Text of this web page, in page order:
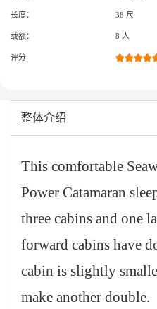
长度： 38 尺
载额： 8 人
评分
整体介绍
This comfortable
Power Catamaran
three cabins and one
forward cabins have
cabin is slightly
make another double.